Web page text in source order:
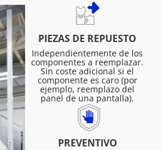
PIEZAS DE REPUESTO
Independientemente de los
componentes a reemplazar.
Sin coste adicional si el
componente es caro (por
ejemplo, reemplazo del
panel de una pantalla).
PREVENTIVO